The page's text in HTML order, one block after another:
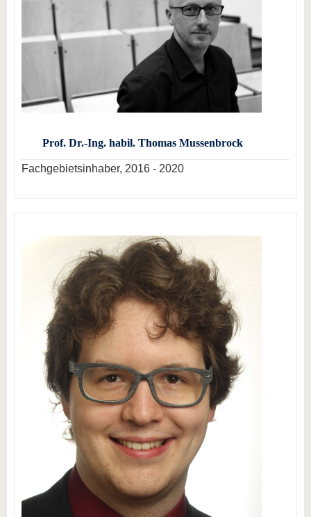
Prof. Dr.-Ing. habil. Thomas Mussenbrock
Fachgebietsinhaber, 2016 - 2020